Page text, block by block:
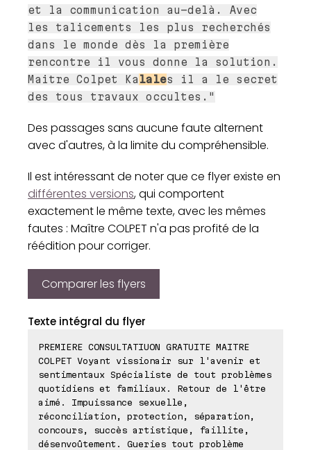
et la communication au-delà. Avec
les talicements les plus recherchés
dans le monde dès la première
rencontre il vous donne la solution.
Maitre Colpet Ka lales il a le secret
des tous travaux occultes."
Des passages sans aucune faute alternent
avec d'autres, à la limite du compréhensible.
Il est intéressant de noter que ce flyer existe en
différentes versions, qui comportent
exactement le même texte, avec les mêmes
fautes : Maître COLPET n'a pas profité de la
réédition pour corriger.
Comparer les flyers
Texte intégral du flyer
PREMIERE CONSULTATIUON GRATUITE MAITRE
COLPET Voyant vissionair sur l'avenir et
sentimentaux Spécialiste de tout problèmes
quotidiens et familiaux. Retour de l'être
aimé. Impuissance sexuelle,
réconciliation, protection, séparation,
concours, succès artistique, faillite,
désenvoûtement. Gueries tout problème